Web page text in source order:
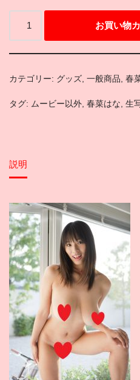
お買い物
カテゴリー: グッズ 一般商品 春
タグ: ムービー以外 春菜はな 生
説明